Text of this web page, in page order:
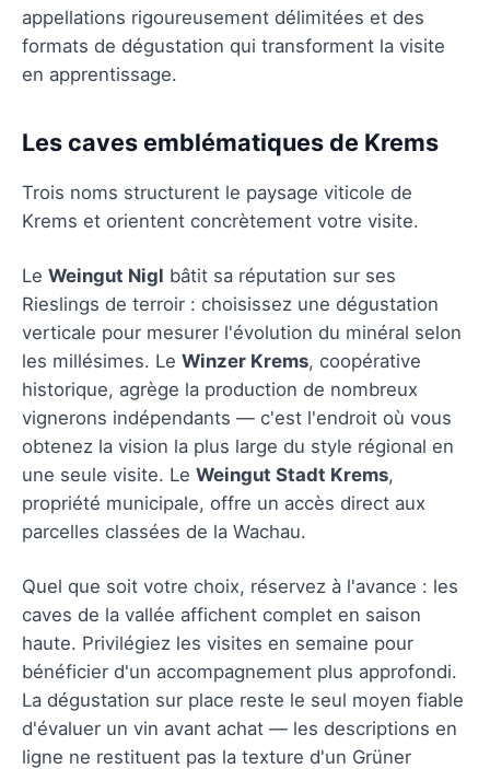
appellations rigoureusement délimitées et des
formats de dégustation qui transforment la visite
en apprentissage.
Les caves emblématiques de Krems
Trois noms structurent le paysage viticole de
Krems et orientent concrètement votre visite.
Le Weingut Nigl bâtit sa réputation sur ses
Rieslings de terroir : choisissez une dégustation
verticale pour mesurer l'évolution du minéral selon
les millésimes. Le Winzer Krems, coopérative
historique, agrège la production de nombreux
vignerons indépendants — c'est l'endroit où vous
obtenez la vision la plus large du style régional en
une seule visite. Le Weingut Stadt Krems,
propriété municipale, offre un accès direct aux
parcelles classées de la Wachau.
Quel que soit votre choix, réservez à l'avance : les
caves de la vallée affichent complet en saison
haute. Privilégiez les visites en semaine pour
bénéficier d'un accompagnement plus approfondi.
La dégustation sur place reste le seul moyen fiable
d'évaluer un vin avant achat — les descriptions en
ligne ne restituent pas la texture d'un Grüner